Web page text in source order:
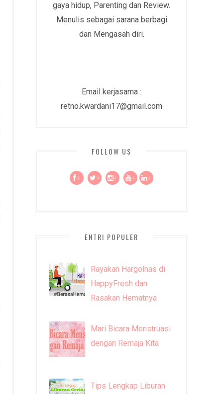
gaya hidup, Parenting dan Review.
Menulis sebagai sarana berbagi
dan Mengasah diri.
Email kerjasama :
retno.kwardani17@gmail.com
FOLLOW US
+ + + + +
ENTRI POPULER
Rayakan Hargolnas di
HappyFresh dan
Rasakan Hematnya
Mari Bicara Menstruasi
dengan Remaja Kita
Tips Lengkap Liburan